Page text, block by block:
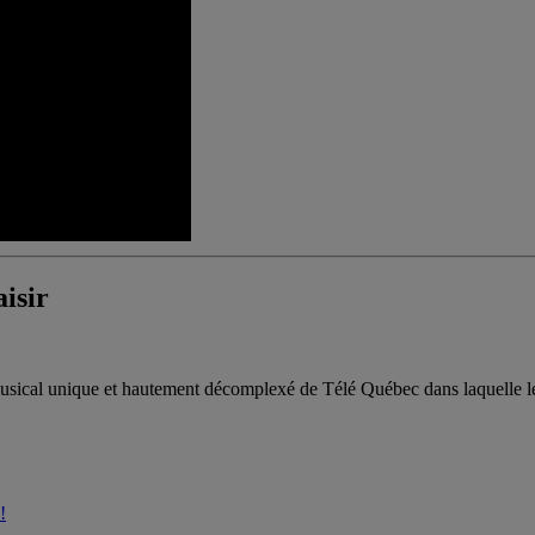
unique et hautement décomplexé de Télé Québec dans laquelle